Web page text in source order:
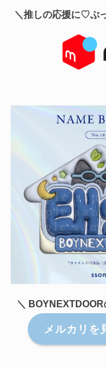
＼推しの応援に♡ぷ
＼
メルカリを